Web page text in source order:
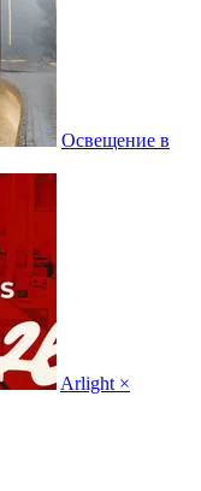
Освещение в
Arlight ×